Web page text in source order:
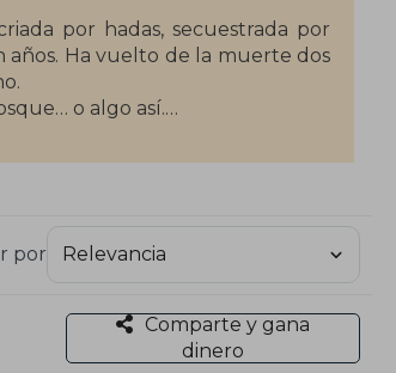
por hadas, secuestrada por
años. Ha vuelto de la muerte dos
o algo así.
acumulando chocolate
por
Comparte y gana
dinero